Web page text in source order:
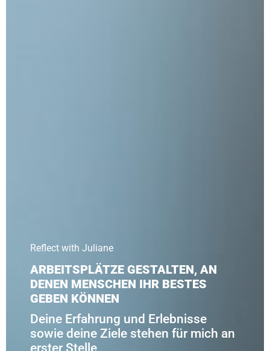
Reflect with Juliane
ARBEITSPLÄTZE GESTALTEN, AN
DENEN MENSCHEN IHR BESTES
GEBEN KÖNNEN
Deine Erfahrung und Erlebnisse
sowie deine Ziele stehen für mich an
erster Stelle